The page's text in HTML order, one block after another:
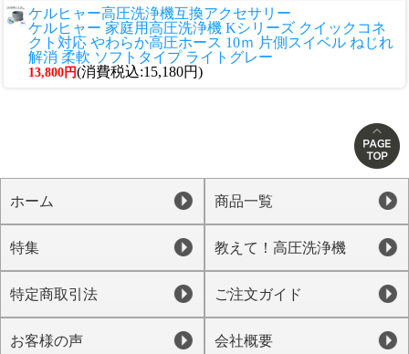
ケルヒャー高圧洗浄機互換アクセサリー
ケルヒャー 家庭用高圧洗浄機 Kシリーズ クイックコネ
クト対応 やわらか高圧ホース 10ｍ 片側スイベル ねじれ
解消 柔軟 ソフトタイプ ライトグレー
13,800円(消費税込:15,180円)
ホーム 商品一覧
特集 教えて！高圧洗浄機
特定商取引法 ご注文ガイド
お客様の声 会社概要